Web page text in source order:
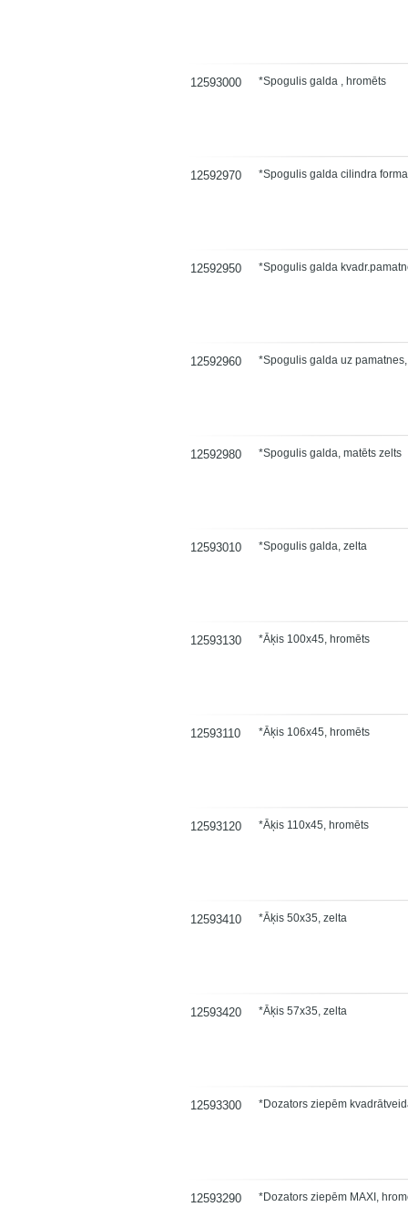
12593000 *Spogulis galda , hromēts
12592970 *Spogulis galda cilindra
12592950 *Spogulis galda
12592960 *Spogulis galda uz
12592980 *Spogulis galda, matēts zelts
12593010 *Spogulis galda, zelta
12593130 *Āķis 100x45, hromēts
12593110 *Āķis 106x45, hromēts
12593120 *Āķis 110x45, hromēts
12593410 *Āķis 50x35, zelta
12593420 *Āķis 57x35, zelta
12593300 *Dozators ziepēm
12593290 *Dozators ziepēm MAXI,